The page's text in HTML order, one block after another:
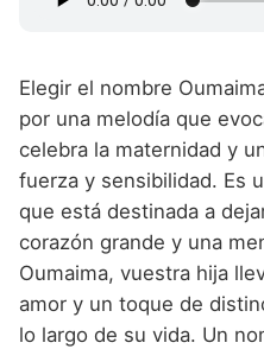
Elegir el nombre
por una melodía que
celebra la maternidad y
fuerza y sensibilidad. Es
que está destinada a
corazón grande y una
Oumaima, vuestra hija
amor y un toque de
lo largo de su vida. Un